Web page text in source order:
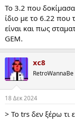
Το 3.2 που δοκίμασα
ίδιο με το 6.22 που
είναι και πως
GEM.
xc8
RetroWannaBe
18 Δεκ 2024
> Το trs δεν ξέρω τι